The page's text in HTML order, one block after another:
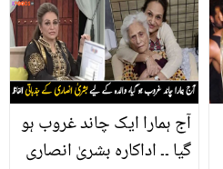
ملبوسات پلاسٹک کی بوتل
سے بنا ڈلے، مگر جب انہیں
پہنا تو لوگوں نے ان کے
ساتھ کیا کیا؟
آج ہمارا ایک چاند غروب ہو
گیا ۔۔ اداکارہ بشریٰ انصاری